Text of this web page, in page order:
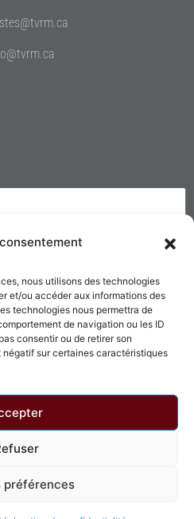
nous utilisons des technologies
et/ou accéder aux informations des
technologies nous permettra de
de navigation ou les ID
consentir ou de retirer son
sur certaines caractéristiques
préférences
Tous droits réservés.